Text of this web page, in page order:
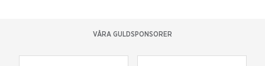
VÅRA GULDSPONSORER